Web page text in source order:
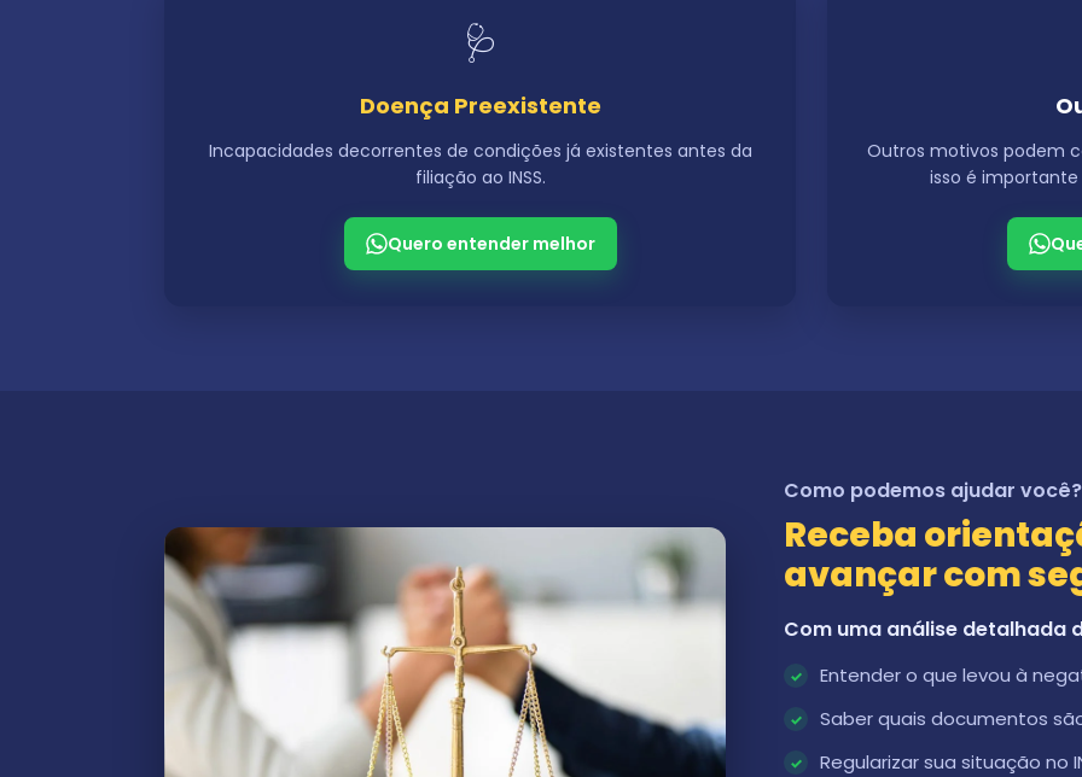
🩺
Doença Preexistente
Incapacidades decorrentes de condições já existentes antes da
filiação ao INSS.
Quero entender melhor
Outros motivos podem
isso é
Como podemos ajudar você?
Receba
avançar com
Com uma análise detalhada
Entender o que levou à
Saber quais documentos
Regularizar sua situação no